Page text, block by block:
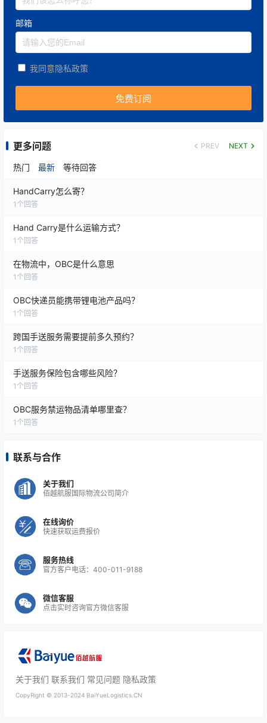
邮箱
我同意隐私政策
更多问题 PREV NEXT
热门 最新 等待回答
HandCarry怎么寄？
1 个回答
Hand Carry是什么运输方式？
1 个回答
在物流中，OBC是什么意思
1 个回答
OBC快递员能携带锂电池产品吗？
1 个回答
跨国手送服务需要提前多久预约？
1 个回答
手送服务保险包含哪些风险？
1 个回答
OBC服务禁运物品清单哪里查？
1 个回答
联系与合作
关于我们
佰越航服国际物流公司简介
在线询价
快速获取运费报价
服务热线
官方客户电话：400-011-9188
微信客服
点击实时咨询官方微信客服
关于我们 联系我们 常见问题 隐私政策
CopyRight © 2013-2024 BaiYueLogistics.CN